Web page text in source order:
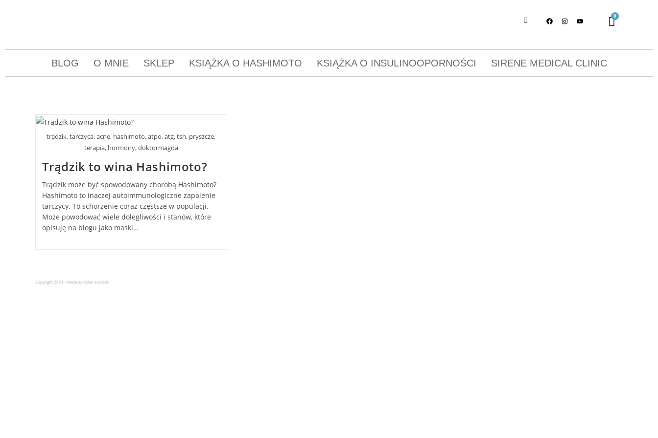
BLOG O MNIE SKLEP KSIĄŻKA O HASHIMOTO KSIĄŻKA O INSULINOOPORNOŚCI SIRENE MEDICAL CLINIC
trądzik, tarczyca, acne, hashimoto, atpo, atg, tsh, pryszcze,
terapia, hormony, doktormagda
Trądzik to wina Hashimoto?
Trądzik może być spowodowany chorobą Hashimoto?
Hashimoto to inaczej autoimmunologiczne zapalenie
tarczycy. To schorzenie coraz częstsze w populacji.
Może powodować wiele dolegliwości i stanów, które
opisuję na blogu jako maski…
Copyright 2021 - Made by Oskar Łoziński